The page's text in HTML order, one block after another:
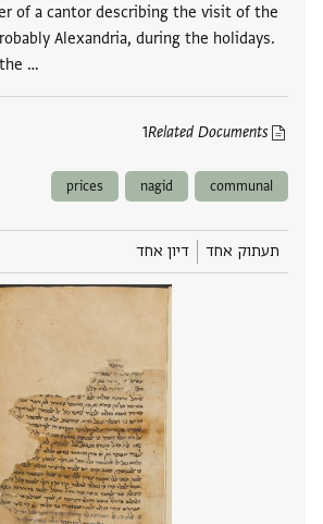
of a cantor describing the visit of the
Alexandria, during the holidays.
…
Related Documents
1
communal
nagid
prices
תעתוק אחד דיון אחד